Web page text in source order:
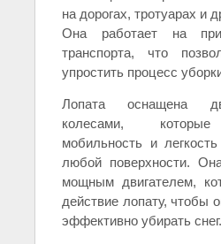
на дорогах, тротуарах и
Она работает на
транспорта, что
упростить процесс
Лопата оснащена
колесами, которые
мобильность и
любой поверхности.
мощным двигателем,
действие лопату, чтобы
эффективно убирать снег.